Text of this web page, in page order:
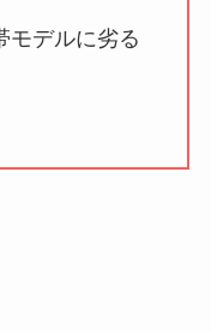
モデルに劣る